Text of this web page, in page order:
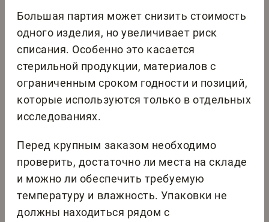
Большая партия может снизить стоимость
одного изделия, но увеличивает риск
списания. Особенно это касается
стерильной продукции, материалов с
ограниченным сроком годности и позиций,
которые используются только в отдельных
исследованиях.
Перед крупным заказом необходимо
проверить, достаточно ли места на складе
и можно ли обеспечить требуемую
температуру и влажность. Упаковки не
должны находиться рядом с